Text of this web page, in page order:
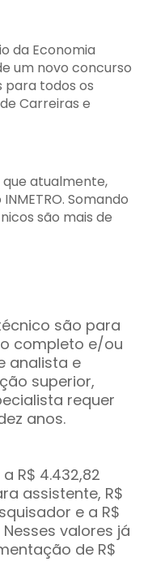
da Economia
um novo concurso
para todos os
Carreiras e
atualmente,
Somando
são mais de
são para
completo e/ou
analista e
superior,
requer
anos.
R$ 4.432,82
assistente, R$
e a R$
valores já
de R$